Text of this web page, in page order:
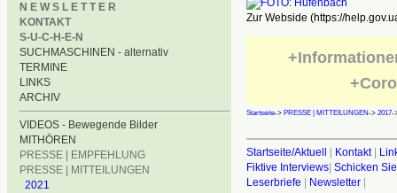
N E W S L E T T E R
KONTAKT
S-U-C-H-E-N
SUCHMASCHINEN - alternativ
TERMINE
LINKS
ARCHIV
VIDEOS - Bewegende Bilder
MITHÖREN
PRESSE | EMPFEHLUNG
PRESSE | MITTEILUNGEN
2021
Zur Webside (https://
Startseite-> PRESSE | MITTEILUNGEN-> 2017-
Startseite/Aktuell Kontakt|
Fiktive Interviews| Schicken
Leserbriefe
Newsletter|